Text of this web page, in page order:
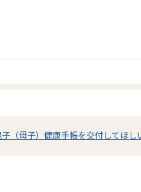
（母子）健康手帳を交付してほし